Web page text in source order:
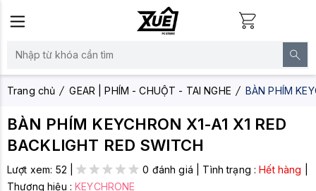
Trang chủ GEAR | PHÍM - CHUỘT - TAI NGHE BÀN PHÍM
BÀN PHÍM KEYCHRON X1-A1 X1 RED
BACKLIGHT RED SWITCH
Lượt xem: 52 | 0 đánh giá Tình trạng :Hết hàng
Thương hiệu :KEYCHRONE